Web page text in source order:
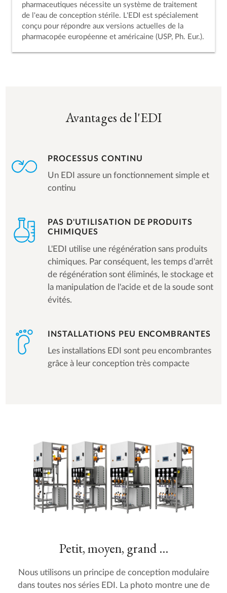
pharmaceutiques nécessite un système de traitement
de l'eau de conception stérile. L'EDI est spécialement
conçu pour répondre aux versions actuelles de la
pharmacopée européenne et américaine (USP, Ph. Eur.).
Avantages de l'EDI
PROCESSUS CONTINU
Un EDI assure un fonctionnement simple et
continu
PAS D'UTILISATION DE PRODUITS
CHIMIQUES
L'EDI utilise une régénération sans produits
chimiques. Par conséquent, les temps d'arrêt
de régénération sont éliminés, le stockage et
la manipulation de l'acide et de la soude sont
évités.
INSTALLATIONS PEU ENCOMBRANTES
Les installations EDI sont peu encombrantes
grâce à leur conception très compacte
Petit, moyen, grand ...
Nous utilisons un principe de conception modulaire
dans toutes nos séries EDI. La photo montre une de